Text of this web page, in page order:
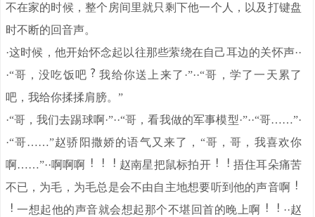
不在家的时候，整个房间里就只剩下他一个人，以及打键盘
时不断的回音声。
·这时候，他开始怀念起以往那些萦绕在自己耳边的关怀声··
·“哥，没吃饭吧
我给你送上来了·”··“哥，学了一天累了
吧，我给你揉揉肩膀。”
·“哥，我们去踢球啊·”··“哥，看我做的军事模型·”··“哥……”·
·“哥……”赵骄阳撒娇的语气又来了，“哥，哥，我喜欢你
啊……”··啊啊啊
赵南星把鼠标拍开
捂住耳朵痛苦
不已，为毛，为毛总是会不由自主地想要听到他的声音啊
一想起他的声音就会想起那个不堪回首的晚上啊
··赵